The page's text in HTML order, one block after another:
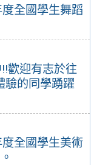
全國學生舞蹈
歡迎有志於往
驗的同學踴躍
全國學生美術